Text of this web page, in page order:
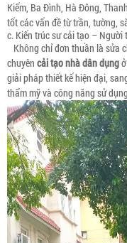
Kiếm, Ba Đình, Hà Đông,
tốt các vấn đề từ trần, tường,
c. Kiến trúc sư cải tạo –
Không chỉ đơn thuần là sửa
chuyên cải tạo nhà dân dụng
giải pháp thiết kế hiện đại,
thẩm mỹ và công năng sử